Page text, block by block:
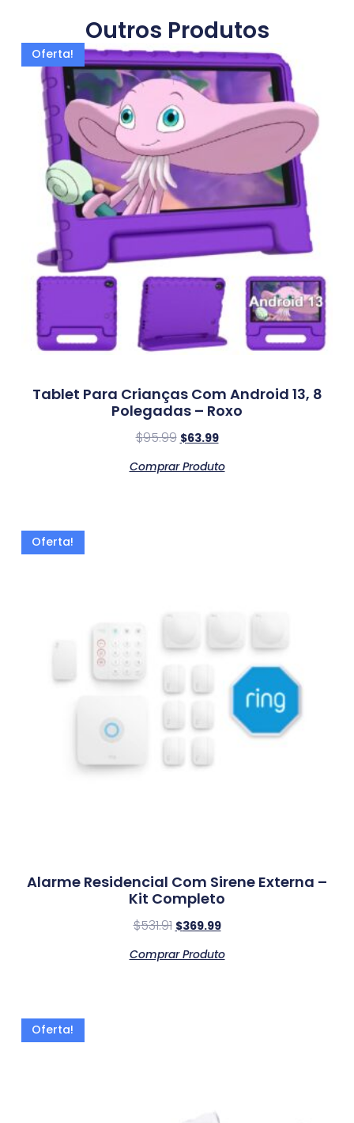
Outros Produtos
Oferta!
Tablet Para Crianças Com Android 13, 8
Polegadas – Roxo
$95.99 $63.99
Comprar Produto
Oferta!
Alarme Residencial Com Sirene Externa –
Kit Completo
$531.91 $369.99
Comprar Produto
Oferta!